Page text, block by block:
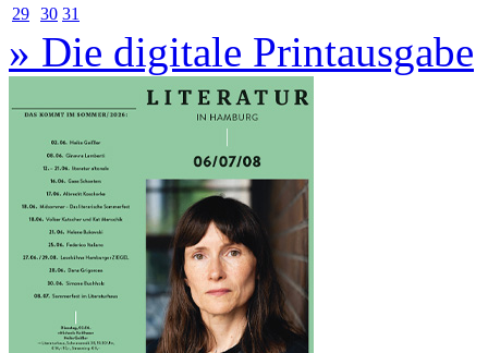
29 30 31
» Die digitale Printausgabe